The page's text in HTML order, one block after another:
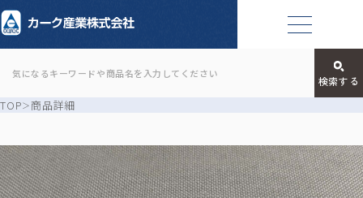
TOP 商品詳細